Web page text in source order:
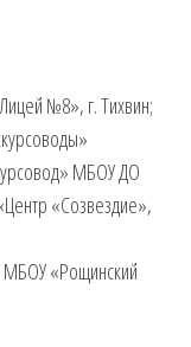
№8», г. Тихвин;
МБОУ ДО
«Созвездие»,
«Рощинский